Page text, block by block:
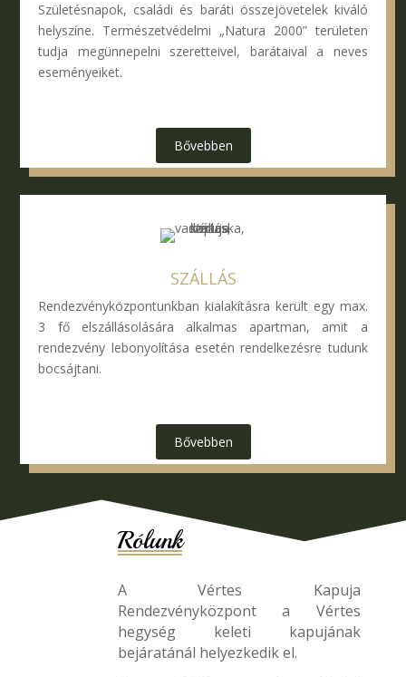
Születésnapok, családi és baráti összejövetelek kiváló
helyszíne. Természetvédelmi „Natura 2000” területen
tudja megünnepelni szeretteivel, barátaival a neves
eseményeiket.
Bővebben
SZÁLLÁS
Rendezvényközpontunkban kialakításra került egy max.
3 fő elszállásolására alkalmas apartman, amit a
rendezvény lebonyolítása esetén rendelkezésre tudunk
bocsájtani.
Bővebben
Rólunk
A Vértes Kapuja
Rendezvényközpont a Vértes
hegység keleti kapujának
bejáratánál helyezkedik el.